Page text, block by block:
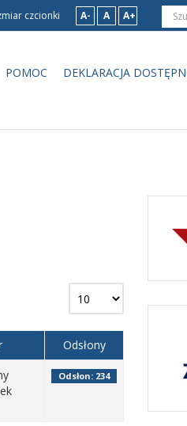
czcionki A- A A+
POMOC DEKLARACJA
Odsłony
Odsłon: 234